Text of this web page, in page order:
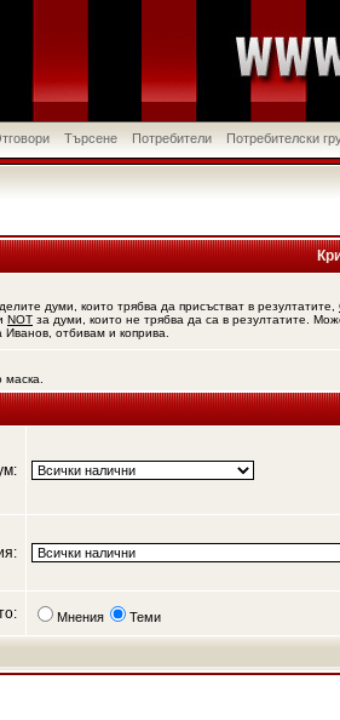
Търсене Потребители Потребителски
думи, които трябва да присъстват в резултатите,
NOT за думи, които не трябва да са в резултатите.
отбивам и коприва.
Мнения Теми